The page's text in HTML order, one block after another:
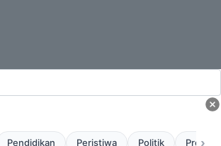
Pendidikan Peristiwa Politik Profil
›